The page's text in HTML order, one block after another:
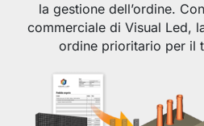
la gestione dell’ordine.
commerciale di Visual Led,
ordine prioritario per il